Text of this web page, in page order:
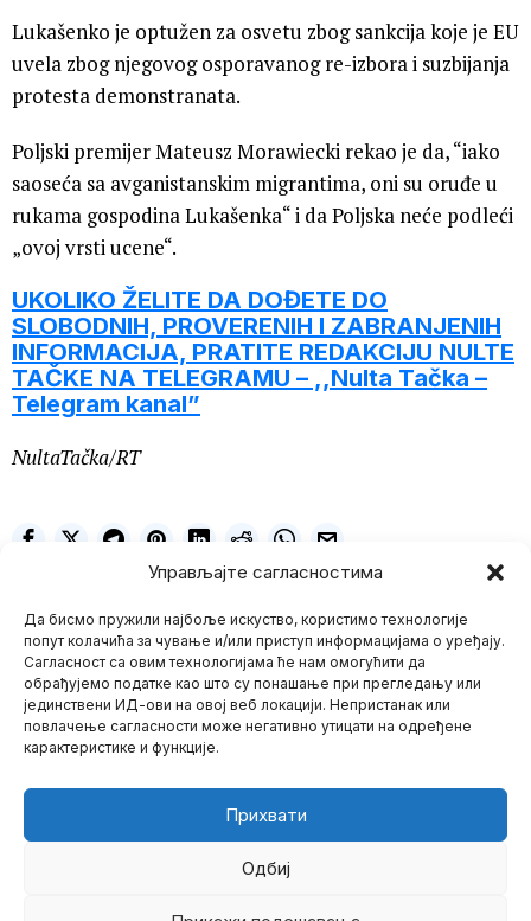
Управљајте сагласностима
Да бисмо пружили најбоље искуство, користимо технологије
попут колачића за чување и/или приступ информацијама о уређају.
Сагласност са овим технологијама ће нам омогућити да
обрађујемо податке као што су понашање при прегледању или
јединствени ИД-ови на овој веб локацији. Непристанак или
повлачење сагласности може негативно утицати на одређене
карактеристике и функције.
Прихвати
Одбиј
Lukašenko je optužen za osvetu zbog sankcija koje je EU
uvela zbog njegovog osporavanog re-izbora i suzbijanja
protesta demonstranata.
Poljski premijer Mateusz Morawiecki rekao je da, “iako
saoseća sa avganistanskim migrantima, oni su oruđe u
rukama gospodina Lukašenka“ i da Poljska neće podleći
„ovoj vrsti ucene“.
UKOLIKO ŽELITE DA DOĐETE DO
SLOBODNIH, PROVERENIH I ZABRANJENIH
INFORMACIJA, PRATITE REDAKCIJU NULTE
TAČKE NA TELEGRAMU – ,,Nulta Tačka –
Telegram kanal”
NultaTačka/RT
Mario Bojić
NE PROPUSTITE
Bil Gejts ulaže
„milijarde“ u
nuklearnu energiju
Nije često da Bil
najbolje
Američka vojska
stvara sopstveni
metaverzum